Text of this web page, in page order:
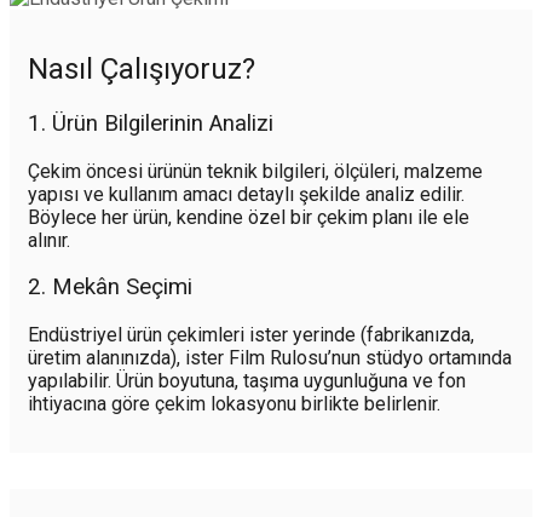
Nasıl Çalışıyoruz?
1. Ürün Bilgilerinin Analizi
Çekim öncesi ürünün teknik bilgileri, ölçüleri, malzeme
yapısı ve kullanım amacı detaylı şekilde analiz edilir.
Böylece her ürün, kendine özel bir çekim planı ile ele
alınır.
2. Mekân Seçimi
Endüstriyel ürün çekimleri ister yerinde (fabrikanızda,
üretim alanınızda), ister Film Rulosu’nun stüdyo ortamında
yapılabilir. Ürün boyutuna, taşıma uygunluğuna ve fon
ihtiyacına göre çekim lokasyonu birlikte belirlenir.